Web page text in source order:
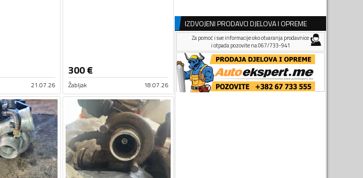
21.07.26
300€
Žabljak 18.07.26
IZDVOJENI PRODAVCI DJELOVA I OPREME
Za pomoć i sve informacije oko otvaranja prodavnice
i otpada pozovite na 067/733-941